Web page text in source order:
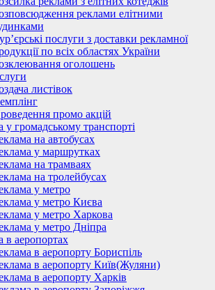
реклами елітними
послуги з доставки рекламної
по всіх областях України
оголошень
листівок
промо акцій
у громадському транспорті
на автобусах
у маршрутках
на трамваях
на тролейбусах
у метро
у метро Києва
у метро Харкова
у метро Дніпра
в аеропортах
в аеропорту Бориспіль
в аеропорту Київ(Жуляни)
в аеропорту Харків